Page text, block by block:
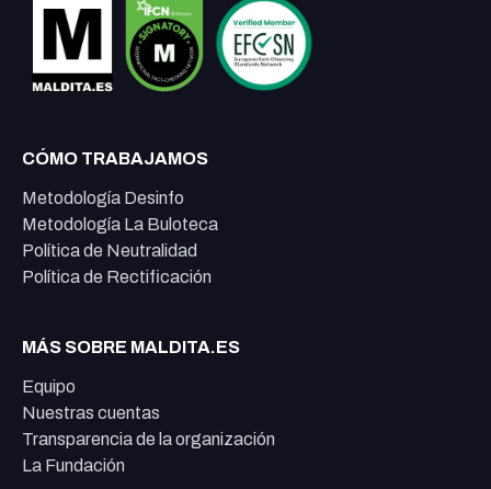
CÓMO TRABAJAMOS
Metodología Desinfo
Metodología La Buloteca
Política de Neutralidad
Política de Rectificación
MÁS SOBRE MALDITA.ES
Equipo
Nuestras cuentas
Transparencia de la organización
La Fundación